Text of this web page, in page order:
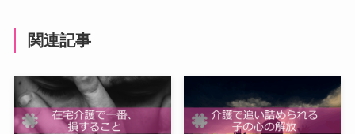
関連記事